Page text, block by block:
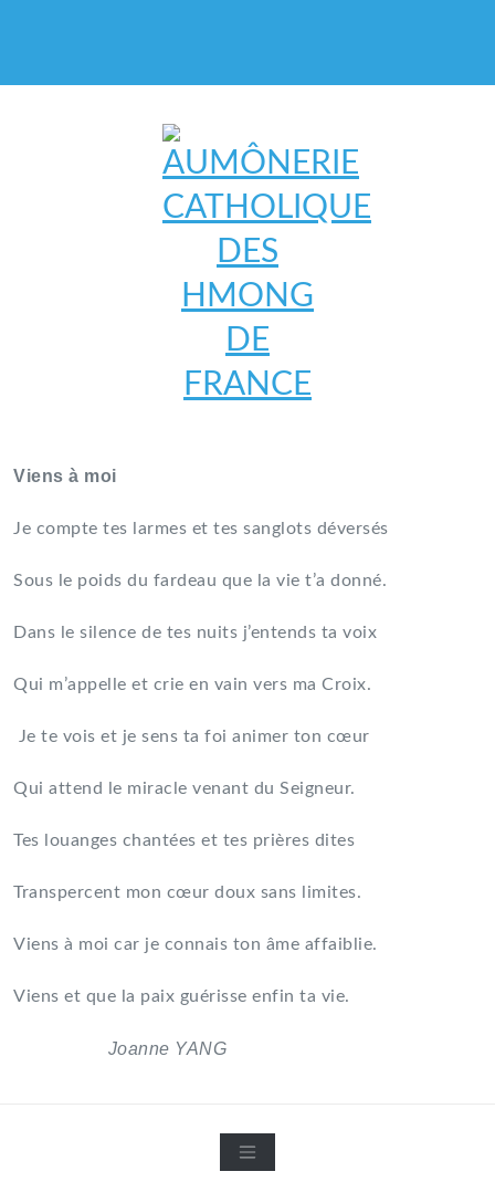
DES HMONG DE FRANCE
Viens à moi
Je compte tes larmes et tes sanglots déversés
Sous le poids du fardeau que la vie t’a donné.
Dans le silence de tes nuits j’entends ta voix
Qui m’appelle et crie en vain vers ma Croix.
Je te vois et je sens ta foi animer ton cœur
Qui attend le miracle venant du Seigneur.
Tes louanges chantées et tes prières dites
Transpercent mon cœur doux sans limites.
Viens à moi car je connais ton âme affaiblie.
Viens et que la paix guérisse enfin ta vie.
Joanne YANG